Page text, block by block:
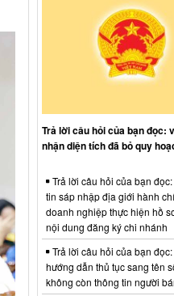
Trả lời câu hỏi của bạn đọc:
nhận diện tích đã bỏ quy
Trả lời câu hỏi của bạn
tin sáp nhập địa giới hành
doanh nghiệp thực hiện hồ
nội dung đăng ký chi nhánh
Trả lời câu hỏi của bạn
hướng dẫn thủ tục sang tên
không còn thông tin người